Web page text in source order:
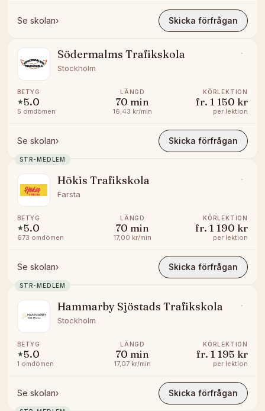
Se skolan› Skicka förfrågan
Södermalms Trafikskola
Stockholm
BETYG
★5.0
5 omdömen
LÄNGD
70 min
16,43 kr/min
KÖRLEKTION
fr. 1 150 kr
per lektion
Se skolan› Skicka förfrågan
STR-MEDLEM
Hökis Trafikskola
Farsta
BETYG
★5.0
673 omdömen
LÄNGD
70 min
17,00 kr/min
KÖRLEKTION
fr. 1 190 kr
per lektion
Se skolan› Skicka förfrågan
STR-MEDLEM
Hammarby Sjöstads Trafikskola
Stockholm
BETYG
★5.0
1 omdömen
LÄNGD
70 min
17,07 kr/min
KÖRLEKTION
fr. 1 195 kr
per lektion
Se skolan› Skicka förfrågan